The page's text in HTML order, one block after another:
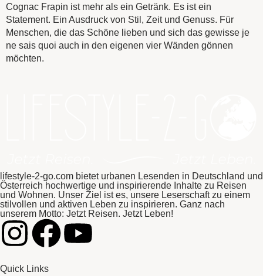
Cognac Frapin ist mehr als ein Getränk. Es ist ein
Statement. Ein Ausdruck von Stil, Zeit und Genuss. Für
Menschen, die das Schöne lieben und sich das gewisse je
ne sais quoi auch in den eigenen vier Wänden gönnen
möchten.
lifestyle-2-go.com bietet urbanen Lesenden in Deutschland und
Österreich hochwertige und inspirierende Inhalte zu Reisen
und Wohnen. Unser Ziel ist es, unsere Leserschaft zu einem
stilvollen und aktiven Leben zu inspirieren. Ganz nach
unserem Motto: Jetzt Reisen. Jetzt Leben!
Quick Links